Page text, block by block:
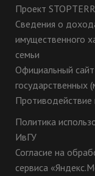
Проект
Сведения о
имущественного
семьи
Официальный
государственных
Противодействие
Политика
ИвГУ
Согласие на
сервиса